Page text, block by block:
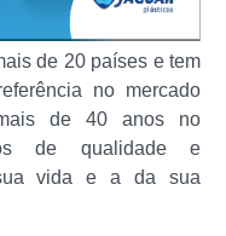
de 20 países e tem
no mercado
de 40 anos no
de qualidade e
vida e a da sua